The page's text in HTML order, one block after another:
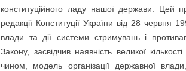
конституційного ладу нашої держави. Цей
редакції Конституції України від 28 червня
влади та дії системи стримувань і
Закону, засвідчив наявність великої
чином, модель органі­зації державної влади,